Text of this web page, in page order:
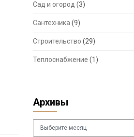
Сад и огород (3)
Сантехника (9)
Строительство (29)
Теплоснабжение (1)
Архивы
Архивы